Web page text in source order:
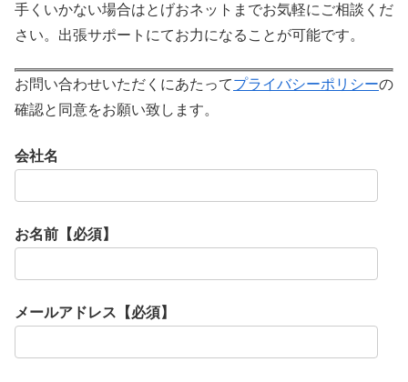
手くいかない場合はとげおネットまでお気軽にご相談くだ
さい。出張サポートにてお力になることが可能です。
お問い合わせいただくにあたってプライバシーポリシーの
確認と同意をお願い致します。
会社名
お名前【必須】
メールアドレス【必須】